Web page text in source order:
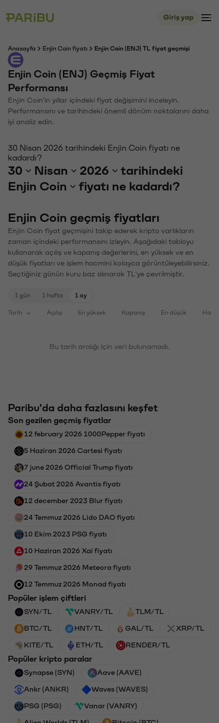
Giriş yap
Anasayfa Enjin Coin fiyatı Enjin Coin (ENJ) TL fiyat geçmişi
Enjin Coin (ENJ) Geçmiş Fiyat
Performansı
Enjin Coin'in yıllar içindeki fiyat değişimini inceleyin.
Performansını ve tarihindeki önemli dönüm noktalarını daha
iyi analiz edin.
30 Nisan 2026 tarihindeki Enjin Coin fiyatı ne
kadardı?
30 Nisan 2026
tarihindeki
Enjin Coin
fiyatı ne kadardı?
Enjin Coin geçmiş fiyatları
Enjin Coin fiyat geçmişini takip ederek kripto varlıkların
zaman içindeki performansını izleyin. Aşağıdaki tabloyu
kullanarak açılış ve kapanış değerlerini, en yüksek ve en
düşük fiyatları ve işlem hacmini kolayca görüntüleyebilirsiniz.
Seçtiğiniz günün kuru baz alınarak TL'ye çevrilmiştir.
1 gün 1 hafta 1 ay
Tarih Açılış En yüksek Kapanış En düşük
Bu tarih aralığı için veri bulunamadı.
Paribu'da daha fazlasını keşfet
Son gezilen geçmiş fiyatlar
12 february 2026 1000Pepper fiyatı
5 Haziran 2026 Cartesi fiyatı
7 june 2026 Official Trump fiyatı
24 Şubat 2026 Avantis fiyatı
12 december 2023 Blur fiyatı
24 Temmuz 2026 Lido DAO fiyatı
10 Ekim 2023 PSG fiyatı
10 Haziran 2026 Xai fiyatı
29 Temmuz 2026 Meteora fiyatı
12 Temmuz 2026 Monad fiyatı
Popüler işlem çiftleri
SYN/TL VANRY/TL TLM/TL
BTC/TL HNT/TL GAL/TL XRP/TL
KITE/TL ETH/TL RENDER/TL
Popüler kripto paralar
Synapse (SYN) Aave (AAVE)
Ankr (ANKR) Waves (WAVES)
PSG (PSG) Vanar (VANRY)